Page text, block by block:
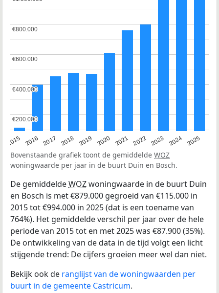
2015 2016 2017 2018 2019 2020 2021 2022 2023 2024 2025
€200.000
€200.000
€400.000
€400.000
€600.000
€600.000
€800.000
€800.000
Bovenstaande grafiek toont de gemiddelde WOZ
woningwaarde per jaar in de buurt Duin en Bosch.
De gemiddeldeWOZwoningwaarde in de buurt Duin
en Bosch is met €879.000 gegroeid van €115.000 in
2015 tot €994.000 in 2025 (dat is een toename van
764%). Het gemiddelde verschil per jaar over de hele
periode van 2015 tot en met 2025 was €87.900 (35%).
De ontwikkeling van de data in de tijd volgt een licht
stijgende trend: De cijfers groeien meer wel dan niet.
Bekijk ook de ranglijst van de woningwaarden per
buurt in de gemeente Castricum.